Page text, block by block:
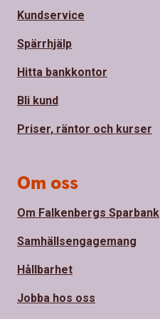
Kundservice
Spärrhjälp
Hitta bankkontor
Bli kund
Priser, räntor och kurser
Om oss
Om Falkenbergs Sparbank
Samhällsengagemang
Hållbarhet
Jobba hos oss